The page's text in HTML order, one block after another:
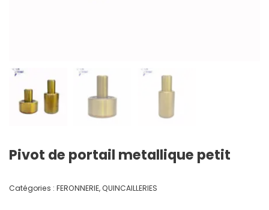
Pivot de portail metallique petit
Catégories : FERONNERIE,QUINCAILLERIES